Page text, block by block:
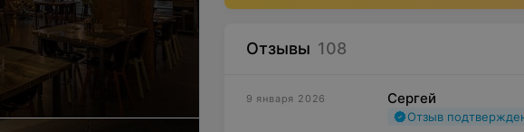
Отзывы 108
9 января 2026 Сергей
Отзыв